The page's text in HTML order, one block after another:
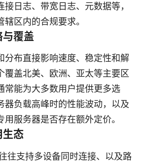
接日志、带宽日志、元数据等，
辖区内的合规要求。
与覆盖
分布直接影响速度、稳定性和解
覆盖北美、欧洲、亚太等主要区
常能为大多数用户提供更多选
器负载高峰时的性能波动，以及
用服务器是否存在额外定价。
生态
往支持多设备同时连接、以及路